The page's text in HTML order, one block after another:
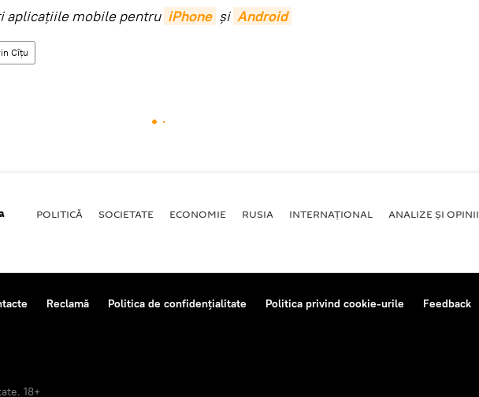
aplicaţiile mobile pentru iPhone și Android
Cîţu
POLITICĂ SOCIETATE ECONOMIE RUSIA INTERNAŢIONAL ANALIZE ȘI OPINII
Reclamă Politica de confidențialitate Politica privind cookie-urile Feedback
18+